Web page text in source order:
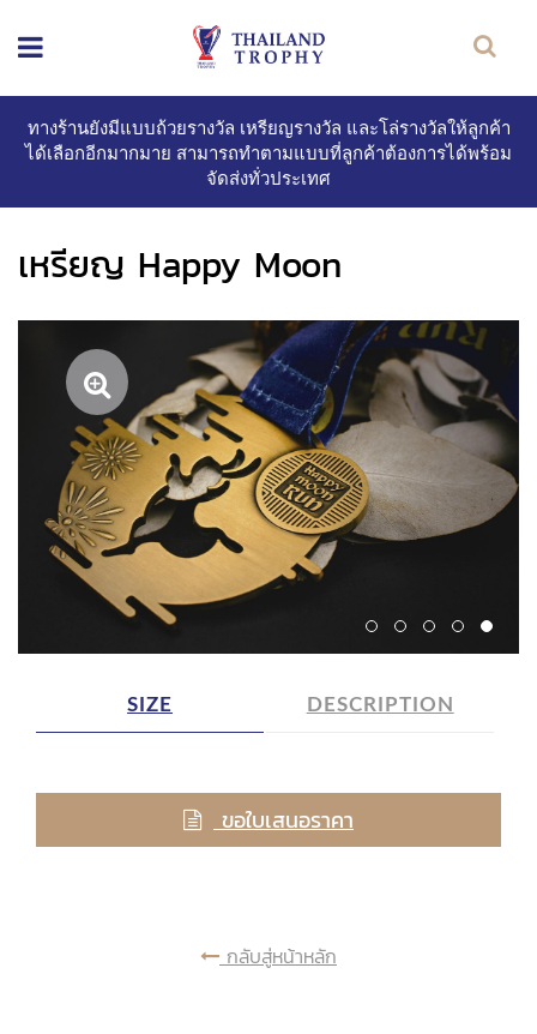
ทางร้านยังมีแบบถ้วยรางวัล เหรียญรางวัล และโล่รางวัลให้ลูกค้า
ได้เลือกอีกมากมาย สามารถทำตามแบบที่ลูกค้าต้องการได้พร้อม
จัดส่งทั่วประเทศ
เหรียญ Happy Moon
SIZE DESCRIPTION
ขอใบเสนอราคา
กลับสู่หน้าหลัก